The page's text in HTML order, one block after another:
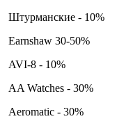
Штурманские - 10%
Earnshaw 30-50%
AVI-8 - 10%
AA Watches - 30%
Aeromatic - 30%